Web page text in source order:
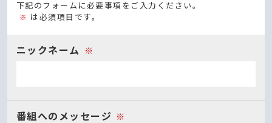
下記のフォームに必要事項をご入力ください。
※ は必須項目です。
ニックネーム ※
番組へのメッセージ ※